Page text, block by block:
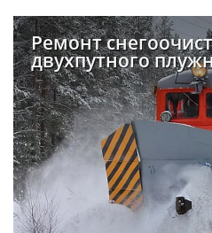
Ремонт
двухпутного